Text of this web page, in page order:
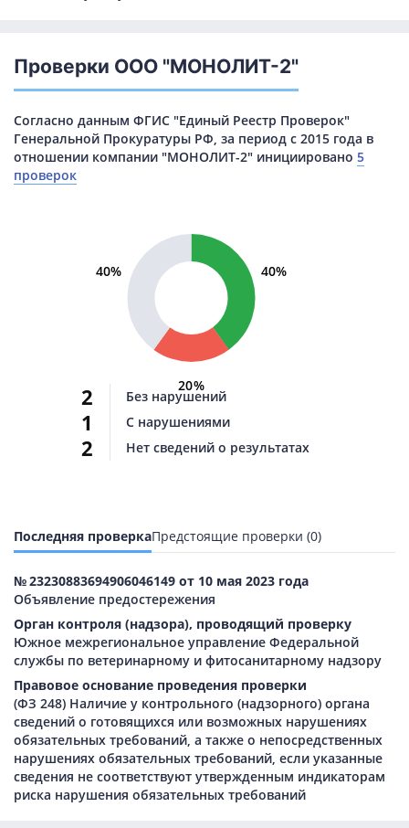
Проверки ООО "МОНОЛИТ-2"
Согласно данным ФГИС "Единый Реестр Проверок"
Генеральной Прокуратуры РФ, за период с 2015 года в
отношении компании "МОНОЛИТ-2" инициировано 5
проверок
40%
20%
40%
2
1
2
Без нарушений
С нарушениями
Нет сведений о результатах
Последняя проверкаПредстоящие проверки (0)
№ 23230883694906046149 от 10 мая 2023 года
Объявление предостережения
Орган контроля (надзора), проводящий проверку
Южное межрегиональное управление Федеральной
службы по ветеринарному и фитосанитарному надзору
Правовое основание проведения проверки
(ФЗ 248) Наличие у контрольного (надзорного) органа
сведений о готовящихся или возможных нарушениях
обязательных требований, а также о непосредственных
нарушениях обязательных требований, если указанные
сведения не соответствуют утвержденным индикаторам
риска нарушения обязательных требований